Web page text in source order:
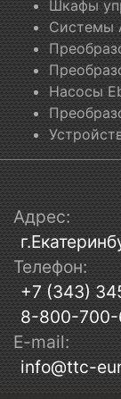
Шкафы
Системы
Насосы
Адрес:
Телефон:
+7 (343)
8-800-
E-mail:
info@ttc-